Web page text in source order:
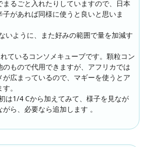
まるごと入れたりしていますので、日本
子があれば同様に使うと良いと思いま
いように、また好みの範囲で量を加減す
ているコンソメキューブです。顆粒コン
のもので代用できますが、アフリカでは
が広まっているので、マギーを使うとア
。
は1/4 Cから加えてみて、様子を見なが
ら、必要なら追加します 。